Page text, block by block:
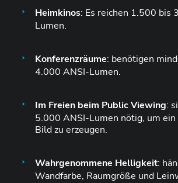
Heimkinos: Es reichen 1.500 bis
Lumen.
Konferenzräume: benötigen
4.000 ANSI-Lumen.
Im Freien beim Public Viewing:
5.000 ANSI-Lumen nötig, um
Bild zu erzeugen.
Wahrgenommene Helligkeit:
Wandfarbe, Raumgröße und